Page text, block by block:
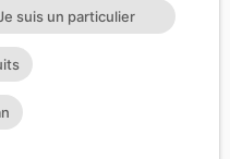
suis un particulier
économique.
d'argent à
pouvant me